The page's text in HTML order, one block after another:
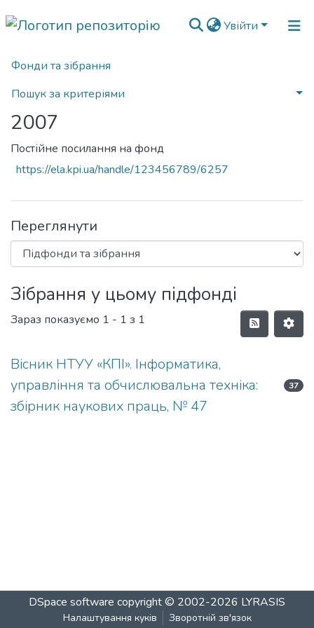
Увійти
Фонди та зібрання
Пошук за критеріями
Статистика
Головна
Наукова періодика
2007
Постійне посилання на фонд
https://ela.kpi.ua/handle/123456789/6257
Переглянути
Зібрання у цьому підфонді
Зараз показуємо 1 - 1 з 1
Вісник НТУУ «КПІ». Інформатика,
управління та обчислювальна техніка:
збірник наукових праць, № 47
37
DSpace software copyright © 2002-2026 LYRASIS
Налаштування куків Зворотній зв'язок